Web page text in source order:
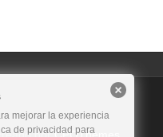
mejorar la experiencia
de privacidad para